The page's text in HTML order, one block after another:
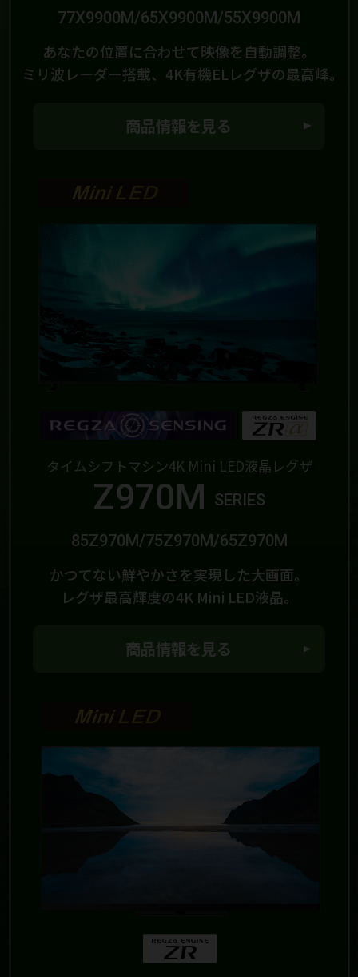
77X9900M/65X9900M/55X9900M
あなたの位置に合わせて映像を自動調整。
ミリ波レーダー搭載、4K有機ELレグザの最高峰。
商品情報を見る
タイムシフトマシン4K Mini LED液晶レグザ
Z970M SERIES
85Z970M/75Z970M/65Z970M
かつてない鮮やかさを実現した大画面。
レグザ最高輝度の4K Mini LED液晶。
商品情報を見る